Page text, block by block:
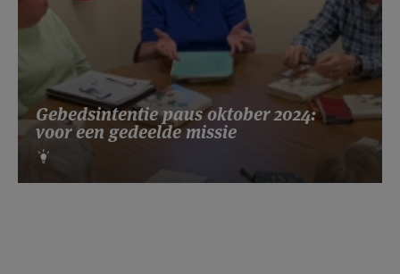
Gebedsintentie paus oktober 2024:
voor een gedeelde missie